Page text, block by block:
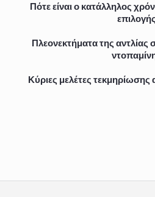
Πότε είναι ο κατάλληλος
επιλογής
Πλεονεκτήματα της
Κύριες μελέτες τεκμηρίωσης